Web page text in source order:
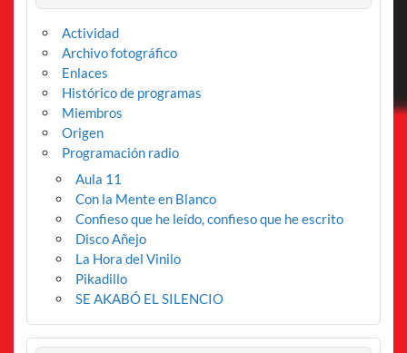
Actividad
Archivo fotográfico
Enlaces
Histórico de programas
Miembros
Origen
Programación radio
Aula 11
Con la Mente en Blanco
Confieso que he leído, confieso que he escrito
Disco Añejo
La Hora del Vinilo
Pikadillo
SE AKABÓ EL SILENCIO